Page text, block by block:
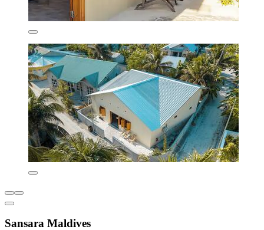
Sansara Maldives